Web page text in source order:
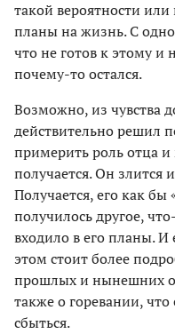
такой вероятности
планы на жизнь. С
что не готов к этому и
почему-то остался.
Возможно, из чувства
действительно решил
примерить роль отца
получается. Он злится
Получается, его как
получилось другое,
входило в его планы. И
этом стоит более
прошлых и нынешних
также о горевании,
сбыться.